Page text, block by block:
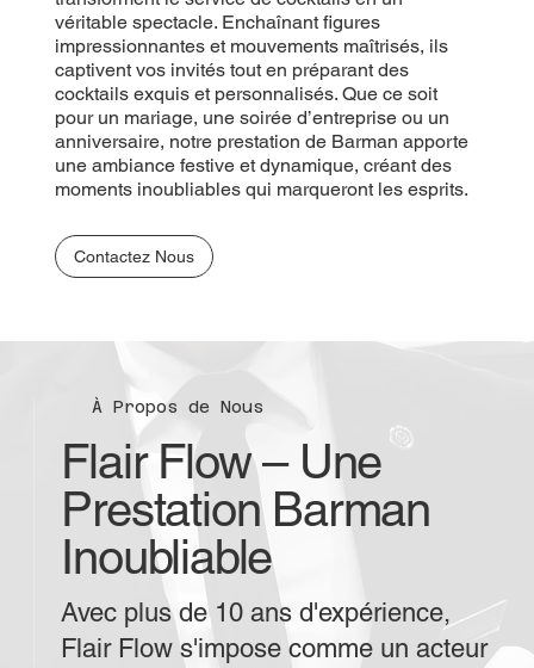
véritable spectacle. Enchaînant figures
impressionnantes et mouvements maîtrisés, ils
captivent vos invités tout en préparant des
cocktails exquis et personnalisés. Que ce soit
pour un mariage, une soirée d’entreprise ou un
anniversaire, notre prestation de Barman apporte
une ambiance festive et dynamique, créant des
moments inoubliables qui marqueront les esprits.
Contactez Nous
À Propos de Nous
Flair Flow – Une
Prestation Barman
Inoubliable
Avec plus de 10 ans d'expérience,
Flair Flow s'impose comme un acteur